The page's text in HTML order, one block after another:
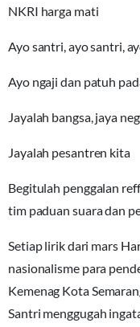
NKRI harga mati
Ayo santri, ayo santri,
Ayo ngaji dan patuh
Jayalah bangsa, jaya
Jayalah pesantren kita
Begitulah penggalan
tim paduan suara dan
Setiap lirik dari mars
nasionalisme para
Kemenag Kota
Santri menggugah